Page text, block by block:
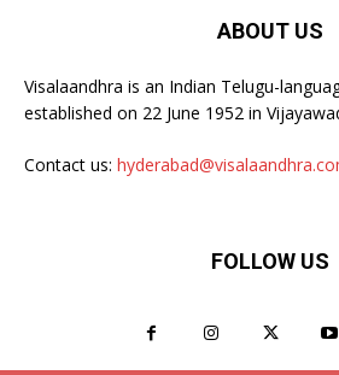
ABOUT US
Visalaandhra is an Indian Telugu-
established on 22 June 1952 in
Contact us:
FOLLOW US